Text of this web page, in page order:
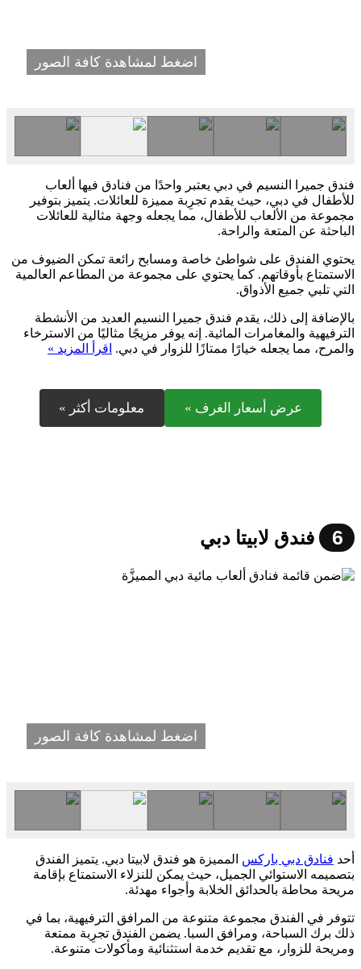
اضغط لمشاهدة كافة الصور
فندق جميرا النسيم في دبي يعتبر واحدًا من فنادق فيها ألعاب
للأطفال في دبي، حيث يقدم تجرِبة مميزة للعائلات. يتميز بتوفير
مجموعة من الألعاب للأطفال، مما يجعله وجهة مثالية للعائلات
الباحثة عن المتعة والراحة.
يحتوي الفندق على شواطئ خاصة ومسابح رائعة تمكن الضيوف من
الاستمتاع بأوقاتهم. كما يحتوي على مجموعة من المطاعم العالمية
التي تلبي جميع الأذواق.
بالإضافة إلى ذلك، يقدم فندق جميرا النسيم العديد من الأنشطة
الترفيهية والمغامرات المائية. إنه يوفر مزيجًا مثاليًا من الاسترخاء
والمرح، مما يجعله خيارًا ممتازًا للزوار في دبي. اقرأ المزيد »
عرض أسعار الغرف » معلومات أكثر »
6 فندق لابيتا دبي
اضغط لمشاهدة كافة الصور
أحد فنادق دبي باركس المميزة هو فندق لابيتا دبي. يتميز الفندق
بتصميمه الاستوائي الجميل، حيث يمكن للنزلاء الاستمتاع بإقامة
مريحة محاطة بالحدائق الخلابة وأجواء مهدئة.
تتوفر في الفندق مجموعة متنوعة من المرافق الترفيهية، بما في
ذلك برك السباحة، ومرافق السبا. يضمن الفندق تجرِبة ممتعة
ومريحة للزوار، مع تقديم خدمة استثنائية ومأكولات متنوعة.